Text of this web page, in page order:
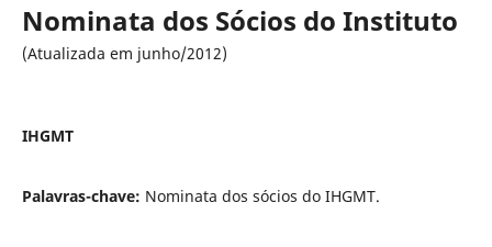
Nominata dos Sócios do Instituto
(Atualizada em junho/2012)
IHGMT
Palavras-chave: Nominata dos sócios do IHGMT.